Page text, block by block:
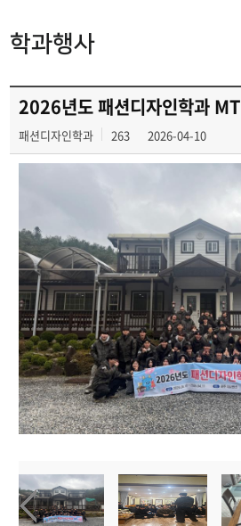
학과행사
2026년도 패션디자인학과 MT
패션디자인학과 263 2026-04-10